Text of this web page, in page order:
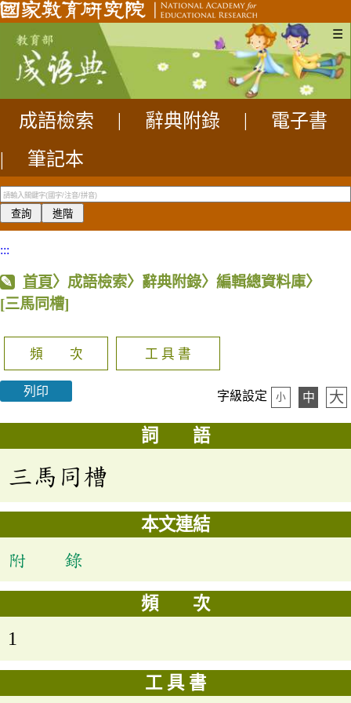
☰
成語檢索 辭典附錄
電子書
|
筆記本
:::
首頁〉成語檢索〉辭典附錄〉編輯總資料庫〉
[三馬同槽]
頻 次 工 具 書
列印 字級設定 小 中 大
詞 語
三馬同槽
本文連結
附 錄
頻 次
1
工 具 書